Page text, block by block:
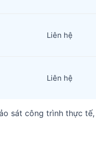
Liên hệ
Liên hệ
sát công trình thực